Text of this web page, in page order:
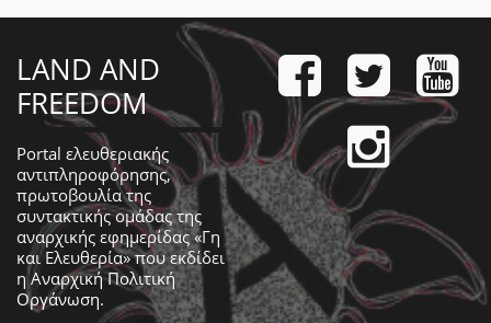
LAND AND
FREEDOM
Portal ελευθεριακής
αντιπληροφόρησης,
πρωτοβουλία της
συντακτικής ομάδας της
αναρχικής εφημερίδας «Γη
και Ελευθερία» που εκδίδει
ηΑναρχική Πολιτική
Οργάνωση.